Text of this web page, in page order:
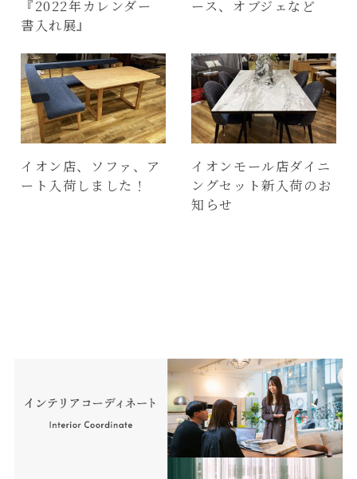
『2022年カレンダー
書入れ展』
ース、オブジェなど
イオン店、ソファ、ア
ート入荷しました！
イオンモール店ダイニ
ングセット新入荷のお
知らせ